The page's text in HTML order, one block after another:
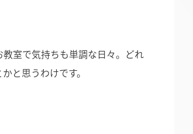
室で気持ちも単調な日々。どれ
と思うわけです。